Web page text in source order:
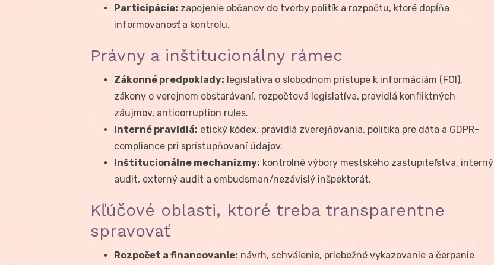
Participácia: zapojenie občanov do tvorby politík a rozpočtu, ktoré dopĺňa
informovanosť a kontrolu.
Právny a inštitucionálny rámec
Zákonné predpoklady: legislatíva o slobodnom prístupe k informáciám (FOI),
zákony o verejnom obstarávaní, rozpočtová legislatíva, pravidlá konfliktných
záujmov, anticorruption rules.
Interné pravidlá: etický kódex, pravidlá zverejňovania, politika pre dáta a GDPR-
compliance pri sprístupňovaní údajov.
Inštitucionálne mechanizmy: kontrolné výbory mestského zastupiteľstva, interný
audit, externý audit a ombudsman/nezávislý inšpektorát.
Kľúčové oblasti, ktoré treba transparentne
spravovať
Rozpočet a financovanie: návrh, schválenie, priebežné vykazovanie a čerpanie